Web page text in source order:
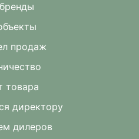
продаж
товара
директору
дилеров